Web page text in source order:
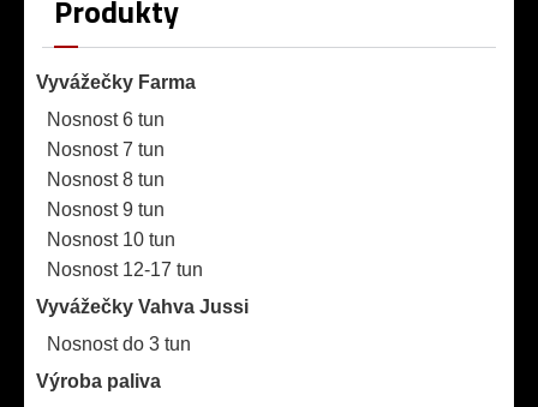
Produkty
Vyvážečky Farma
Nosnost 6 tun
Nosnost 7 tun
Nosnost 8 tun
Nosnost 9 tun
Nosnost 10 tun
Nosnost 12-17 tun
Vyvážečky Vahva Jussi
Nosnost do 3 tun
Výroba paliva